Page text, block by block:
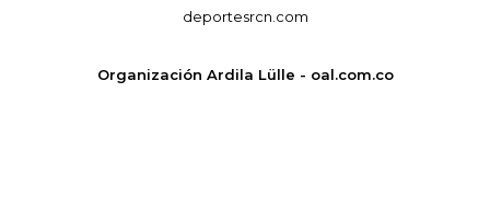
deportesrcn.com
Organización Ardila Lülle - oal.com.co